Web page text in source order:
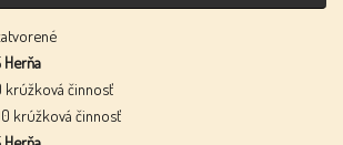
Herňa
krúžková činnosť
krúžková činnosť